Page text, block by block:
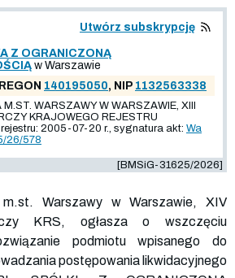
Utwórz subskrypcję
Z OGRANICZONĄ
w Warszawie
140195050, NIP 1132563338
WARSZAWY W WARSZAWIE, XIII
KRAJOWEGO REJESTRU
2005-07-20 r., sygnatura akt: Wa
26/578
[BMSiG-31625/2026]
Warszawy w Warszawie, XIV
KRS, ogłasza o wszczęciu
podmiotu wpisanego do
postępowania likwidacyjnego